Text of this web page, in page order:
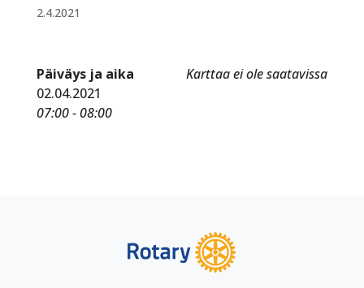
2.4.2021
Karttaa ei ole saatavissa
Päiväys ja aika
02.04.2021
07:00 - 08:00